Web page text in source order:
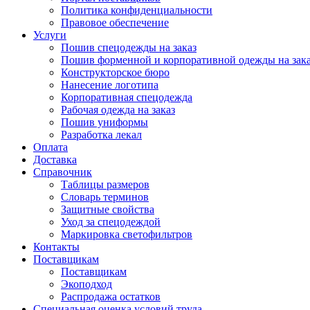
Политика конфиденциальности
Правовое обеспечение
Услуги
Пошив спецодежды на заказ
Пошив форменной и корпоративной одежды на
Конструкторское бюро
Нанесение логотипа
Корпоративная спецодежда
Рабочая одежда на заказ
Пошив униформы
Разработка лекал
Оплата
Доставка
Справочник
Таблицы размеров
Словарь терминов
Защитные свойства
Уход за спецодеждой
Маркировка светофильтров
Контакты
Поставщикам
Поставщикам
Экоподход
Распродажа остатков